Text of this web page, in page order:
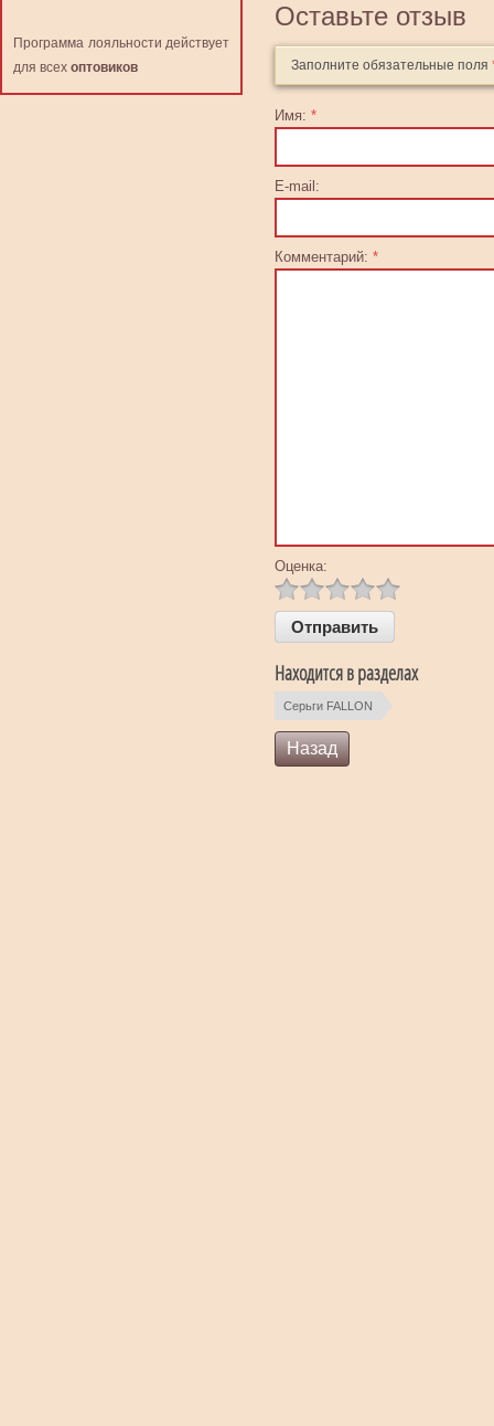
Оставьте отзыв
Заполните обязательные поля
Имя: *
E-mail:
Комментарий: *
Оценка:
Находится в разделах
Серьги FALLON
Назад
Программа лояльности действует
для всех оптовиков